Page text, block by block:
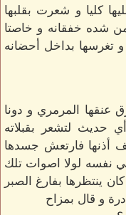
كليا و شعرت بقلبها
شده خفقانه و خاصتا
تغرسها بداخل أحضانه
عنقها المرمري و دونا
حديث لتشعر بقبلاته
أذنها فارتعش جسدها
نفسه لولا اصوات تلك
ينتظرها بفارغ الصبر
و قال بمزاح